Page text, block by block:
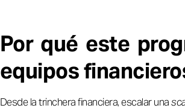
Por qué este
equipos
Desde la trinchera financiera, escalar una